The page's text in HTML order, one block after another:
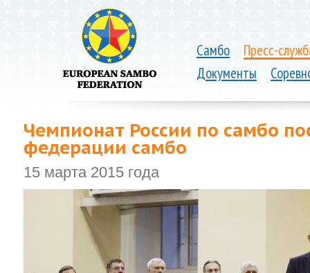
Самбо
Пресс-
Документы
Чемпионат России по самбо
федерации самбо
15 марта 2015 года